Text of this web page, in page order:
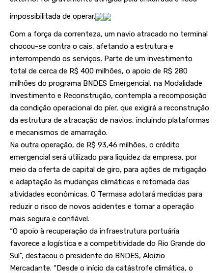
impossibilitada de operar.
Com a força da correnteza, um navio atracado no terminal
chocou-se contra o cais, afetando a estrutura e
interrompendo os serviços. Parte de um investimento
total de cerca de R$ 400 milhões, o apoio de R$ 280
milhões do programa BNDES Emergencial, na Modalidade
Investimento e Reconstrução, contempla a recomposição
da condição operacional do píer, que exigirá a reconstrução
da estrutura de atracação de navios, incluindo plataformas
e mecanismos de amarração.
Na outra operação, de R$ 93,46 milhões, o crédito
emergencial será utilizado para liquidez da empresa, por
meio da oferta de capital de giro, para ações de mitigação
e adaptação às mudanças climáticas e retomada das
atividades econômicas. O Termasa adotará medidas para
reduzir o risco de novos acidentes e tornar a operação
mais segura e confiável.
“O apoio à recuperação da infraestrutura portuária
favorece a logística e a competitividade do Rio Grande do
Sul”, destacou o presidente do BNDES, Aloizio
Mercadante. “Desde o início da catástrofe climática, o